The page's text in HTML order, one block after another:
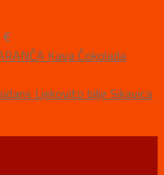
€
Kava Čokolada
Ljekovito bilje Sikavica